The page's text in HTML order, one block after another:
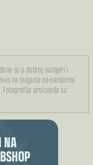
NA
su u dobroj namjeri i
na moguće ne-namjerne
proizvoda su